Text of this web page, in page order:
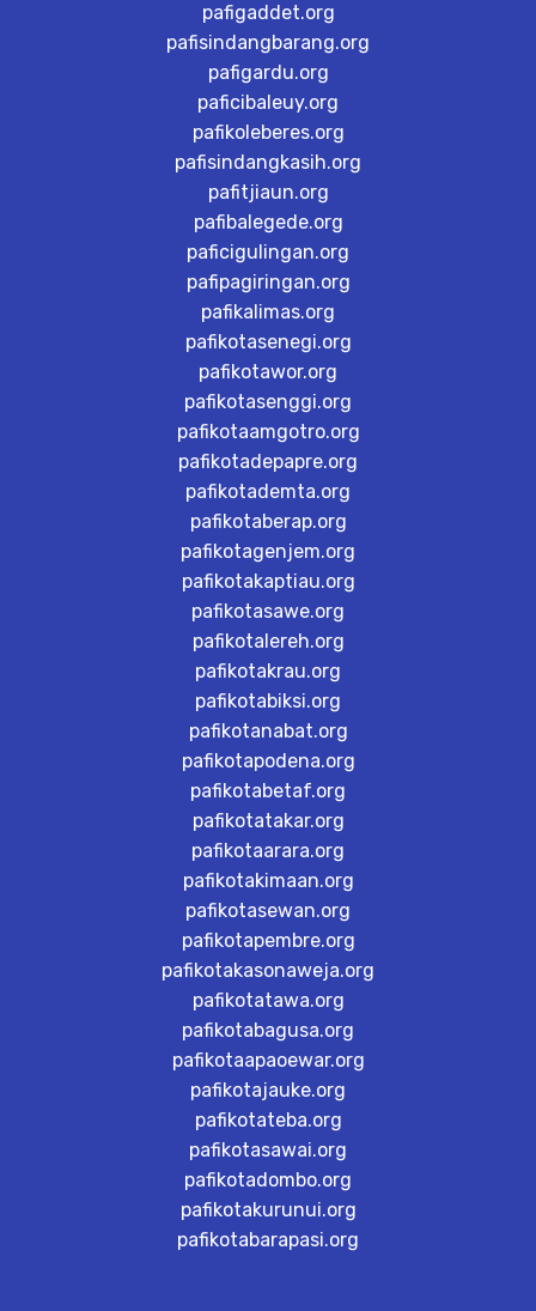
pafigaddet.org
pafisindangbarang.org
pafigardu.org
paficibaleuy.org
pafikoleberes.org
pafisindangkasih.org
pafitjiaun.org
pafibalegede.org
paficigulingan.org
pafipagiringan.org
pafikalimas.org
pafikotasenegi.org
pafikotawor.org
pafikotasenggi.org
pafikotaamgotro.org
pafikotadepapre.org
pafikotademta.org
pafikotaberap.org
pafikotagenjem.org
pafikotakaptiau.org
pafikotasawe.org
pafikotalereh.org
pafikotakrau.org
pafikotabiksi.org
pafikotanabat.org
pafikotapodena.org
pafikotabetaf.org
pafikotatakar.org
pafikotaarara.org
pafikotakimaan.org
pafikotasewan.org
pafikotapembre.org
pafikotakasonaweja.org
pafikotatawa.org
pafikotabagusa.org
pafikotaapaoewar.org
pafikotajauke.org
pafikotateba.org
pafikotasawai.org
pafikotadombo.org
pafikotakurunui.org
pafikotabarapasi.org